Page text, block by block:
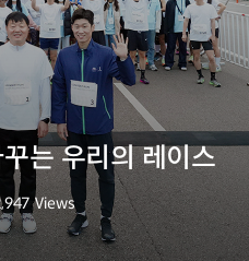
는 우리의 레이스
수
Views